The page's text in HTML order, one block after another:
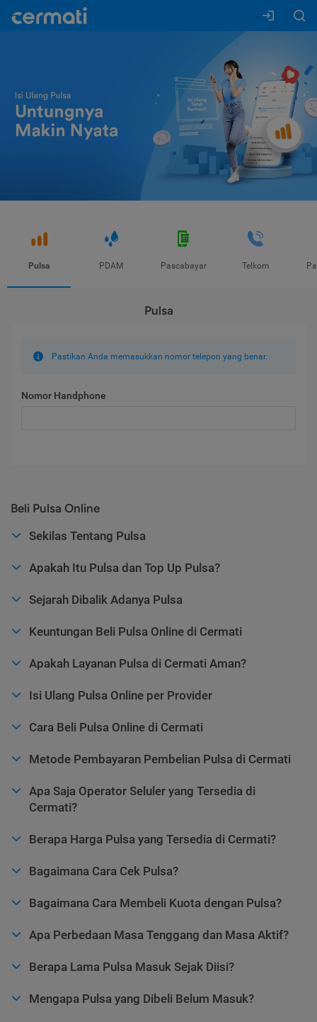
Pulsa PDAM Pascabayar Telkom
Pulsa
Pastikan Anda memasukkan nomor telepon yang benar.
Nomor Handphone
Beli Pulsa Online
Sekilas Tentang Pulsa
Apakah Itu Pulsa dan Top Up Pulsa?
Sejarah Dibalik Adanya Pulsa
Keuntungan Beli Pulsa Online di Cermati
Apakah Layanan Pulsa di Cermati Aman?
Isi Ulang Pulsa Online per Provider
Cara Beli Pulsa Online di Cermati
Metode Pembayaran Pembelian Pulsa di Cermati
Apa Saja Operator Seluler yang Tersedia di
Cermati?
Berapa Harga Pulsa yang Tersedia di Cermati?
Bagaimana Cara Cek Pulsa?
Bagaimana Cara Membeli Kuota dengan Pulsa?
Apa Perbedaan Masa Tenggang dan Masa Aktif?
Berapa Lama Pulsa Masuk Sejak Diisi?
Mengapa Pulsa yang Dibeli Belum Masuk?